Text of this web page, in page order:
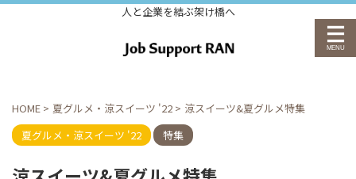
人と企業を結ぶ架け橋へ
HOME > 夏グルメ・涼スイーツ '22 > 涼スイーツ&夏グルメ特集
夏グルメ・涼スイーツ '22
特集